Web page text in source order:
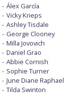
Álex García
Vicky Krieps
Ashley Tisdale
George Clooney
Milla Jovovich
Daniel Grao
Abbie Cornish
Sophie Turner
June Diane Raphael
Tilda Swinton